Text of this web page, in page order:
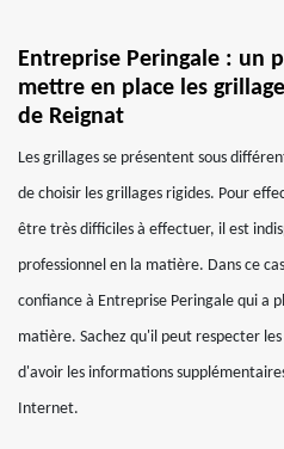
Entreprise Peringale : un
mettre en place les
de Reignat
Les grillages se présentent sous
de choisir les grillages rigides. Pour
être très difficiles à effectuer, il est
professionnel en la matière. Dans ce
confiance à Entreprise Peringale qui a
matière. Sachez qu'il peut respecter
d'avoir les informations
Internet.